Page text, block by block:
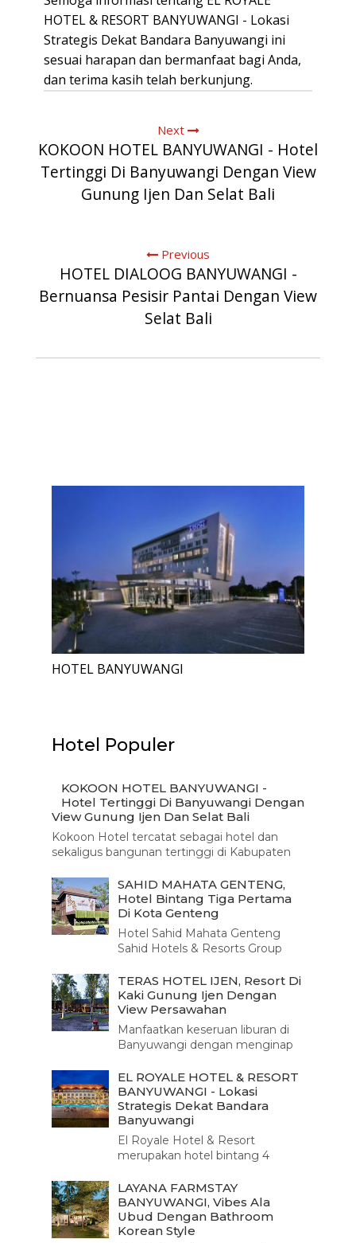
HOTEL & RESORT BANYUWANGI - Lokasi
Strategis Dekat Bandara Banyuwangi ini
sesuai harapan dan bermanfaat bagi Anda,
dan terima kasih telah berkunjung.
Next
KOKOON HOTEL BANYUWANGI - Hotel
Tertinggi Di Banyuwangi Dengan View
Gunung Ijen Dan Selat Bali
Previous
HOTEL DIALOOG BANYUWANGI -
Bernuansa Pesisir Pantai Dengan View
Selat Bali
HOTEL BANYUWANGI
Hotel Populer
KOKOON HOTEL BANYUWANGI -
Hotel Tertinggi Di Banyuwangi Dengan
View Gunung Ijen Dan Selat Bali
Kokoon Hotel tercatat sebagai hotel dan
sekaligus bangunan tertinggi di Kabupaten
bangunan 17 ri...SAHID MAHATA GENTENG,
Hotel Bintang Tiga Pertama
Di Kota Genteng
Hotel Sahid Mahata Genteng
Sahid Hotels & Resorts Group
akomodasinya di Kabupat...
TERAS HOTEL IJEN, Resort Di
Kaki Gunung Ijen Dengan
View Persawahan
Manfaatkan keseruan liburan di
Banyuwangi dengan menginap
strategis, hotel ini mulai
beroperasi sejak ...
EL ROYALE HOTEL & RESORT
BANYUWANGI - Lokasi
Strategis Dekat Bandara
Banyuwangi
El Royale Hotel & Resort
merupakan hotel bintang 4
Berlokasi strategis di jalan raya
yang menghubungkan Ban...
LAYANA FARMSTAY
BANYUWANGI, Vibes Ala
Ubud Dengan Bathroom
Korean Style